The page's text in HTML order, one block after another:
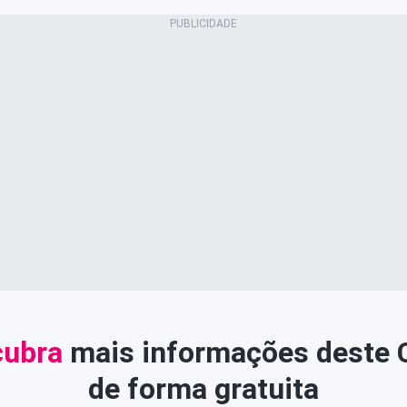
mais informações deste
de forma gratuita